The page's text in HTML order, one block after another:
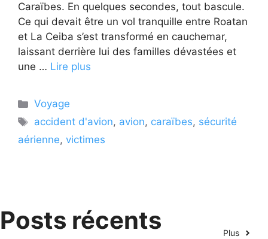
Caraïbes. En quelques secondes, tout bascule.
Ce qui devait être un vol tranquille entre Roatan
et La Ceiba s’est transformé en cauchemar,
laissant derrière lui des familles dévastées et
une … Lire plus
Catégories
Voyage
Étiquettes
accident d'avion, avion, caraïbes, sécurité
aérienne, victimes
Posts récents Plus